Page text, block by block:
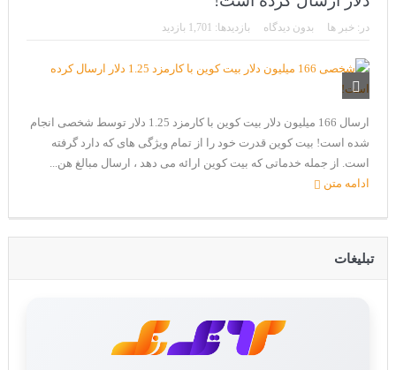
CoinEx سریع ترین برند درحال رشد در خدمات مالی!
بیت کوین به امید ETF به 60،000 دلار رسید!
ایردراپ رمزارز Morpher (MPH)
در: خبر ها بدون دیدگاه بازدیدها: 1,701 بازدید
ارسال 166 میلیون دلار بیت کوین با کارمزد 1.25 دلار توسط شخصی انجام
شده است! بیت کوین قدرت خود را از تمام ویژگی های که دارد گرفته
است. از جمله خدماتی که بیت کوین ارائه می دهد ، ارسال مبالغ هن...
ادامه متن
تبلیغات